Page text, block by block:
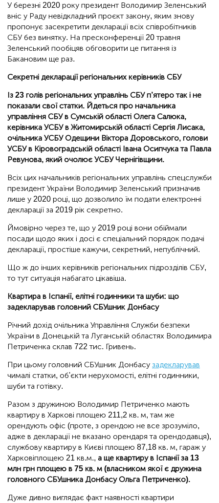
У березні 2020 року президент Володимир Зеленський
вніс у Раду невідкладний проєкт закону, яким знову
пропонує засекретити декларації всіх співробітників
СБУ без винятку. На пресконференції 20 травня
Зеленський пообіцяв обговорити це питання із
Бакановим ще раз.
Секретні декларації регіональних керівників СБУ
Із 23 голів регіональних управлінь СБУ п’ятеро так і не
показали свої статки. Йдеться про начальника
управління СБУ в Сумській області Олега Салюка,
керівника УСБУ в Житомирській області Сергія Лисака,
очільника УСБУ Одещини Віктора Доровського, голови
УСБУ в Кіровоградській області Івана Осипчука та Павла
Ревунова, який очолює УСБУ Чернігівщини.
Всіх цих начальників регіональних управлінь спецслужби
президент України Володимир Зеленський призначив
лише у 2020 році, що дозволило їм подати електронні
декларації за 2019 рік секретно.
Ймовірно через те, що у 2019 році вони обіймали
посади щодо яких і досі є спеціальний порядок подачі
декларації, простіше кажучи, секретний, непублічний.
Що ж до інших керівників регіональних підрозділів СБУ,
то тут ситуація набагато цікавіша.
Квартира в Іспанії, елітні годинники та шуби: що
задекларував головний СБУшник Донбасу
Річний дохід очільника Управління Служби безпеки
України в Донецькій та Луганській областях Володимира
Петриченка склав 722 тис. Гривень.
При цьому головний СБУшник Донбасу задекларував
чималі статки, об'єкти нерухомості, елітні годинники,
шуби та готівку.
Разом з дружиною Володимир Петриченко мають
квартиру в Харкові площею 211,2 кв. м, там же
орендують офіс (проте, з орендою не все зрозуміло,
адже в декларації не вказано орендаря та орендодавця),
службову квартиру в Києві площею 87,18 кв. м, гараж у
Харковіплощею 21 кв.м., а ще квартиру в Іспанії за 13
млн грн площею в 75 кв. м (власником якої є дружина
головного СБУшника Донбасу Ольга Петриченко).
Дуже дивно виглядає факт наявності квартири